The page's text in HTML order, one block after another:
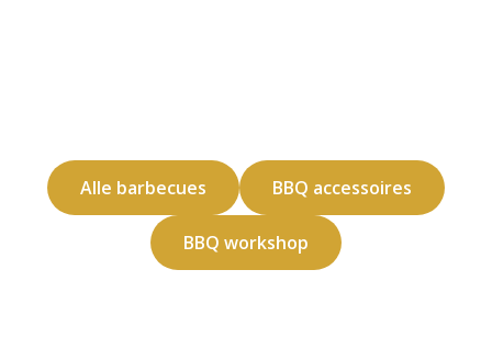
Alle barbecues BBQ accessoires
BBQ workshop